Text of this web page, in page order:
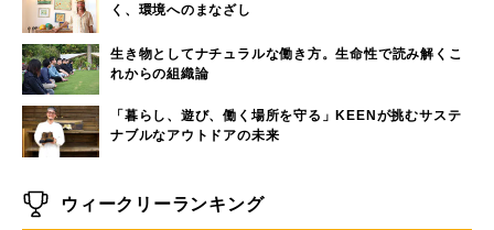
く、環境へのまなざし
生き物としてナチュラルな働き方。生命性で読み解くこ
れからの組織論
「暮らし、遊び、働く場所を守る」KEENが挑むサステ
ナブルなアウトドアの未来
ウィークリーランキング